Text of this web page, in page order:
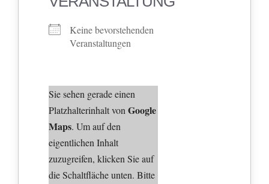
Keine bevorstehenden
Veranstaltungen
Sie sehen gerade einen
Platzhalterinhalt vonGoogle
Maps. Um auf den
eigentlichen Inhalt
zuzugreifen, klicken Sie auf
die Schaltfläche unten. Bitte